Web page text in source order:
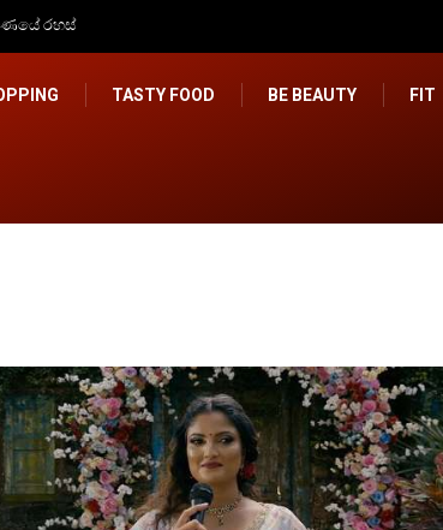
TASTY FOOD BE BEAUTY FIT